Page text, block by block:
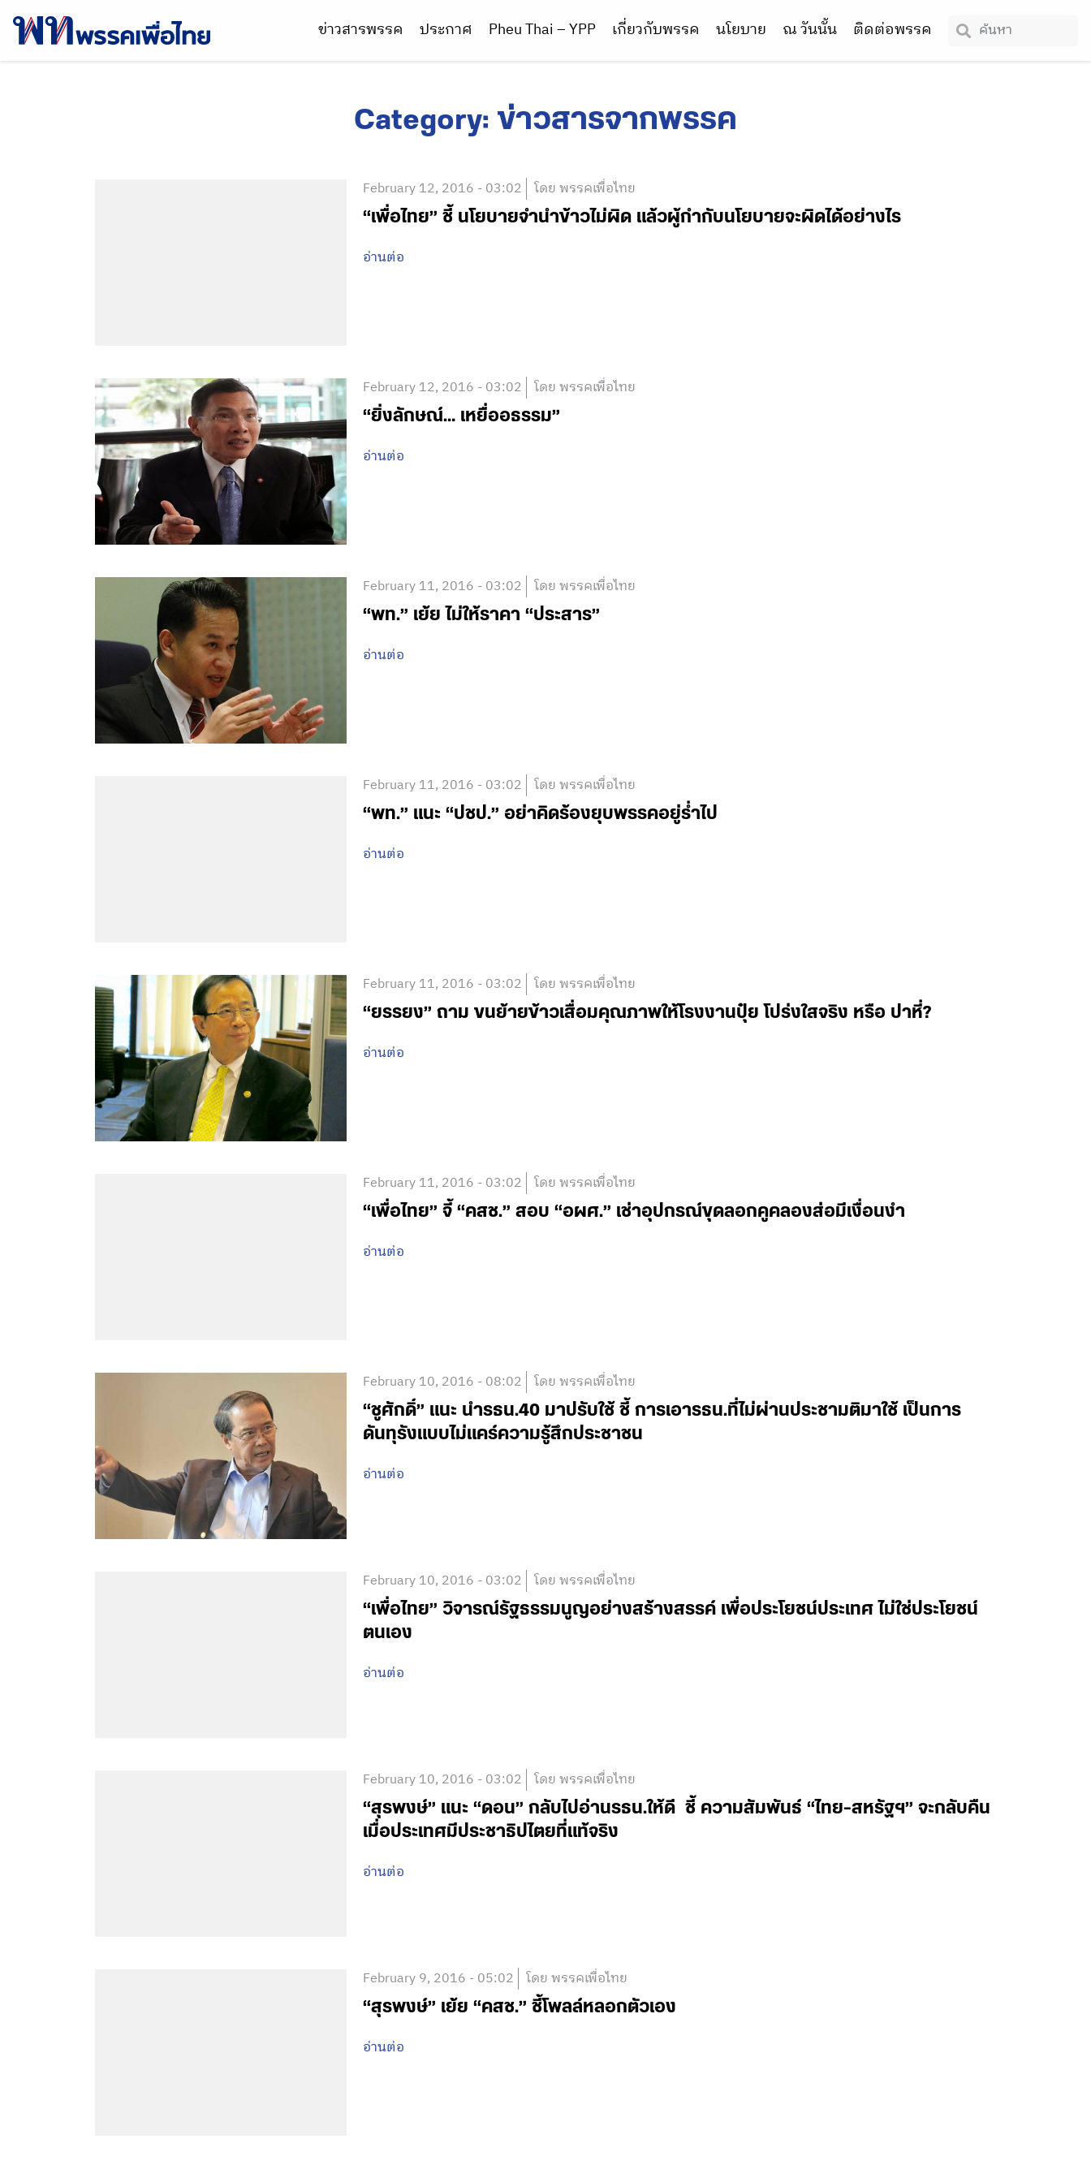
ข่าวสารพรรค ประกาศ Pheu Thai – YPP เกี่ยวกับพรรค นโยบาย ณ วันนั้น ติดต่อพรรค
Category: ข่าวสารจากพรรค
February 12, 2016 - 03:02 โดย พรรคเพื่อไทย
“เพื่อไทย” ชี้ นโยบายจำนำข้าวไม่ผิด แล้วผู้กำกับนโยบายจะผิดได้อย่างไร
อ่านต่อ
February 12, 2016 - 03:02 โดย พรรคเพื่อไทย
“ยิ่งลักษณ์… เหยื่ออธรรม”
อ่านต่อ
February 11, 2016 - 03:02 โดย พรรคเพื่อไทย
“พท.” เย้ย ไม่ให้ราคา “ประสาร”
อ่านต่อ
February 11, 2016 - 03:02 โดย พรรคเพื่อไทย
“พท.” แนะ “ปชป.” อย่าคิดร้องยุบพรรคอยู่ร่ำไป
อ่านต่อ
February 11, 2016 - 03:02 โดย พรรคเพื่อไทย
“ยรรยง” ถาม ขนย้ายข้าวเสื่อมคุณภาพให้โรงงานปุ๋ย โปร่งใสจริง หรือ ปาหี่?
อ่านต่อ
February 11, 2016 - 03:02 โดย พรรคเพื่อไทย
“เพื่อไทย” จี้ “คสช.” สอบ “อผศ.” เช่าอุปกรณ์ขุดลอกคูคลองส่อมีเงื่อนงำ
อ่านต่อ
February 10, 2016 - 08:02 โดย พรรคเพื่อไทย
“ชูศักดิ์” แนะ นำรธน.40 มาปรับใช้ ชี้ การเอารธน.ที่ไม่ผ่านประชามติมาใช้ เป็นการ
ดันทุรังแบบไม่แคร์ความรู้สึกประชาชน
อ่านต่อ
February 10, 2016 - 03:02 โดย พรรคเพื่อไทย
“เพื่อไทย” วิจารณ์รัฐธรรมนูญอย่างสร้างสรรค์ เพื่อประโยชน์ประเทศ ไม่ใช่ประโยชน์
ตนเอง
อ่านต่อ
February 10, 2016 - 03:02 โดย พรรคเพื่อไทย
“สุรพงษ์” แนะ “ดอน” กลับไปอ่านรธน.ให้ดี ชี้ ความสัมพันธ์ “ไทย-สหรัฐฯ” จะกลับคืน
เมื่อประเทศมีประชาธิปไตยที่แท้จริง
อ่านต่อ
February 9, 2016 - 05:02 โดย พรรคเพื่อไทย
“สุรพงษ์” เย้ย “คสช.” ชี้โพลล์หลอกตัวเอง
อ่านต่อ